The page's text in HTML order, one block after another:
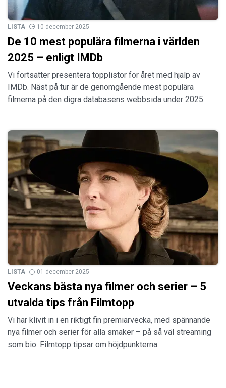
LISTA 10 december 2025
De 10 mest populära filmerna i världen
2025 – enligt IMDb
Vi fortsätter presentera topplistor för året med hjälp av
IMDb. Näst på tur är de genomgående mest populära
filmerna på den digra databasens webbsida under 2025.
LISTA 01 december 2025
Veckans bästa nya filmer och serier – 5
utvalda tips från Filmtopp
Vi har klivit in i en riktigt fin premiärvecka, med spännande
nya filmer och serier för alla smaker – på så väl streaming
som bio. Filmtopp tipsar om höjdpunkterna.